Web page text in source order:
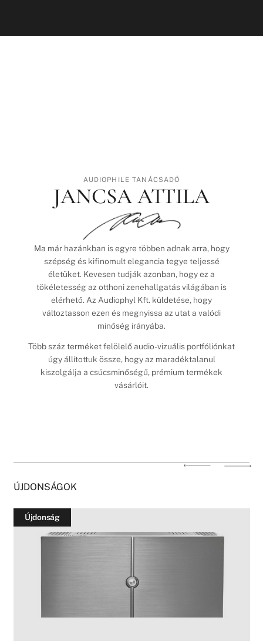
AUDIOPHILE TANÁCSADÓ
JANCSA ATTILA
Ma már hazánkban is egyre többen adnak arra, hogy
szépség és kifinomult elegancia tegye teljessé
életüket. Kevesen tudják azonban, hogy ez a
tökéletesség az otthoni zenehallgatás világában is
elérhető. Az Audiophyl Kft. küldetése, hogy
változtasson ezen és megnyissa az utat a valódi
minőség irányába.
Több száz terméket felölelő audio-vizuális portfóliónkat
úgy állítottuk össze, hogy az maradéktalanul
kiszolgálja a csúcsminőségű, prémium termékek
vásárlóit.
ÚJDONSÁGOK
Újdonság